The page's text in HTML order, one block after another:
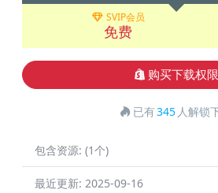
SVIP会员
免费
购买下载权限
已有345 人解锁
包含资源: (1个)
最近更新: 2025-09-16